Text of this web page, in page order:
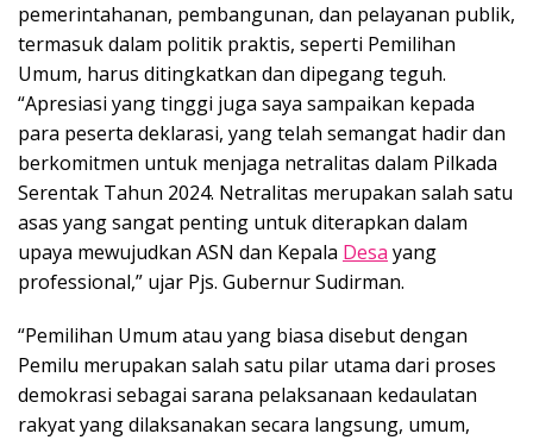
pemerintahanan, pembangunan, dan pelayanan publik,
termasuk dalam politik praktis, seperti Pemilihan
Umum, harus ditingkatkan dan dipegang teguh.
“Apresiasi yang tinggi juga saya sampaikan kepada
para peserta deklarasi, yang telah semangat hadir dan
berkomitmen untuk menjaga netralitas dalam Pilkada
Serentak Tahun 2024. Netralitas merupakan salah satu
asas yang sangat penting untuk diterapkan dalam
upaya mewujudkan ASN dan Kepala Desa yang
professional,” ujar Pjs. Gubernur Sudirman.
“Pemilihan Umum atau yang biasa disebut dengan
Pemilu merupakan salah satu pilar utama dari proses
demokrasi sebagai sarana pelaksanaan kedaulatan
rakyat yang dilaksanakan secara langsung, umum,